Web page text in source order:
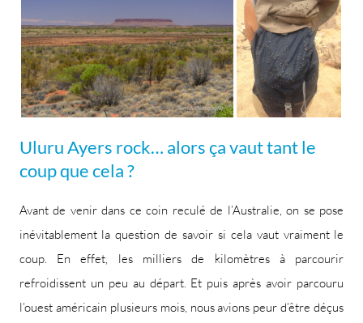
Uluru Ayers rock… alors ça vaut tant le
coup que cela ?
Avant de venir dans ce coin reculé de l’Australie, on se pose
inévitablement la question de savoir si cela vaut vraiment le
coup. En effet, les milliers de kilomètres à parcourir
refroidissent un peu au départ. Et puis après avoir parcouru
l’ouest américain plusieurs mois, nous avions peur d’être déçus